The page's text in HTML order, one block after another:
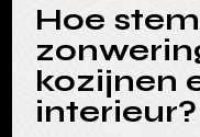
Hoe
kozijnen
interieur?